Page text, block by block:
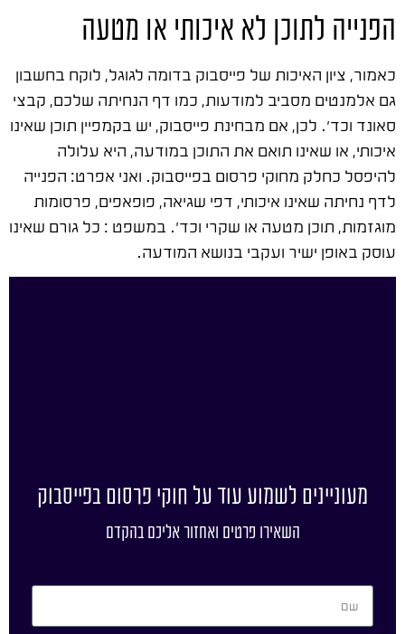
הפנייה לתוכן לא איכותי או מטעה
כאמור, ציון האיכות של פייסבוק בדומה לגוגל, לוקח בחשבון
גם אלמנטים מסביב למודעות, כמו דף הנחיתה שלכם, קבצי
סאונד וכד'. לכן, אם מבחינת פייסבוק, יש בקמפיין תוכן שאינו
איכותי, או שאינו תואם את התוכן במודעה, היא עלולה
להיפסל כחלק מחוקי פרסום בפייסבוק. ואני אפרט: הפנייה
לדף נחיתה שאינו איכותי, דפי שגיאה, פופאפים, פרסומות
מוגזמות, תוכן מטעה או שקרי וכד'. במשפט : כל גורם שאינו
עוסק באופן ישיר ועקבי בנושא המודעה.
מעוניינים לשמוע עוד על חוקי פרסום בפייסבוק
השאירו פרטים ואחזור אליכם בהקדם